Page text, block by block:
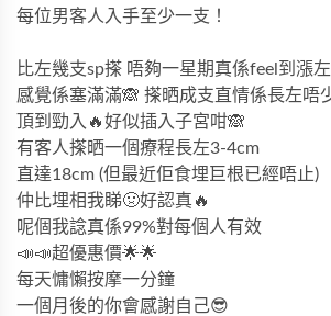
每位男客人入手至少一支！
比左幾支sp搽 唔夠一星期真係feel到漲左
感覺係塞滿滿🙈 搽晒成支直情係長左唔
頂到勁入🔥好似插入子宮咁🙈
有客人搽晒一個療程長左3-4cm
直達18cm (但最近佢食埋巨根已經唔止)
仲比埋相我睇🤢好認真🔥
呢個我諗真係99%對每個人有效
📣📣超優惠價🌟🌟
每天慵懶按摩一分鐘
一個月後的你會感謝自己😎